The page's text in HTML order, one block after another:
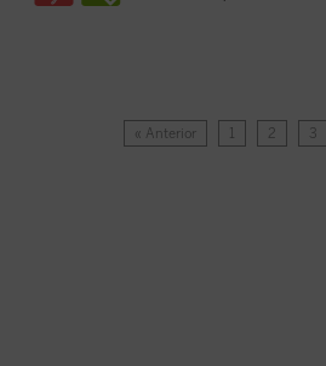
« Anterior 1 2 3